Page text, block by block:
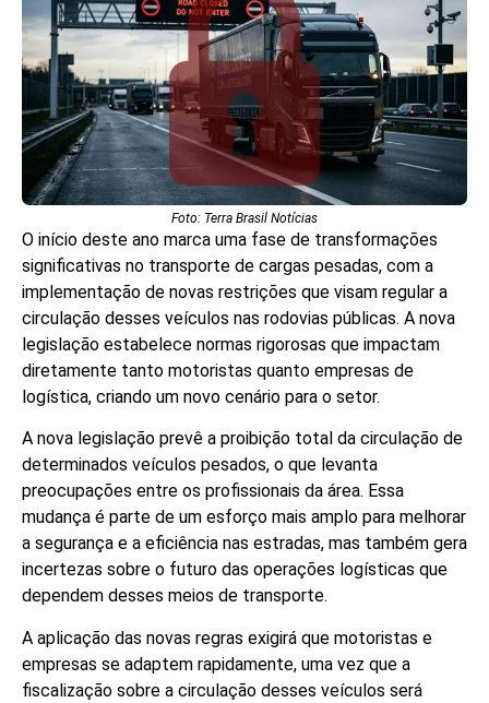
Foto: Terra Brasil Notícias
O início deste ano marca uma fase de transformações
significativas no transporte de cargas pesadas, com a
implementação de novas restrições que visam regular a
circulação desses veículos nas rodovias públicas. A nova
legislação estabelece normas rigorosas que impactam
diretamente tanto motoristas quanto empresas de
logística, criando um novo cenário para o setor.
A nova legislação prevê a proibição total da circulação de
determinados veículos pesados, o que levanta
preocupações entre os profissionais da área. Essa
mudança é parte de um esforço mais amplo para melhorar
a segurança e a eficiência nas estradas, mas também gera
incertezas sobre o futuro das operações logísticas que
dependem desses meios de transporte.
A aplicação das novas regras exigirá que motoristas e
empresas se adaptem rapidamente, uma vez que a
fiscalização sobre a circulação desses veículos será